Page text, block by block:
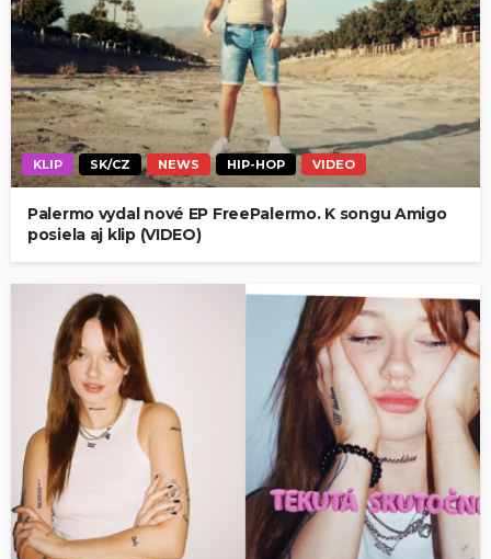
KLIP SK/CZ NEWS HIP-HOP VIDEO
Palermo vydal nové EP FreePalermo. K songu Amigo
posiela aj klip (VIDEO)